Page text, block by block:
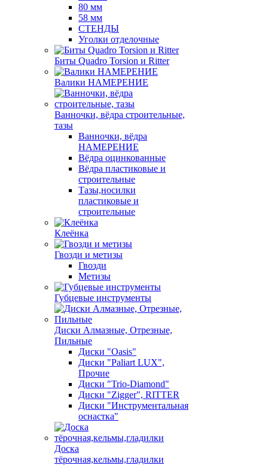
80 мм
58 мм
СТЕНДЫ
Уголки отделочные
Биты Quadro Torsion и Ritter
Валики НАМЕРЕНИЕ
Ванночки, вёдра строительные,
тазы
Ванночки, вёдра
НАМЕРЕНИЕ
Вёдра оцинкованные
Вёдра пластиковые и
строительные
Тазы,носилки
пластиковые и
строительные
Клеёнка
Гвозди и метизы
Гвозди
Метизы
Губцевые инструменты
Диски Алмазные, Отрезные,
Пильные
Диски "Oasis"
Диски "Paliart LUX",
Прочие
Диски "Trio-Diamond"
Диски "Zigger", RITTER
Диски "Инструментальная
оснастка"
Доска
тёрочная,кельмы,гладилки